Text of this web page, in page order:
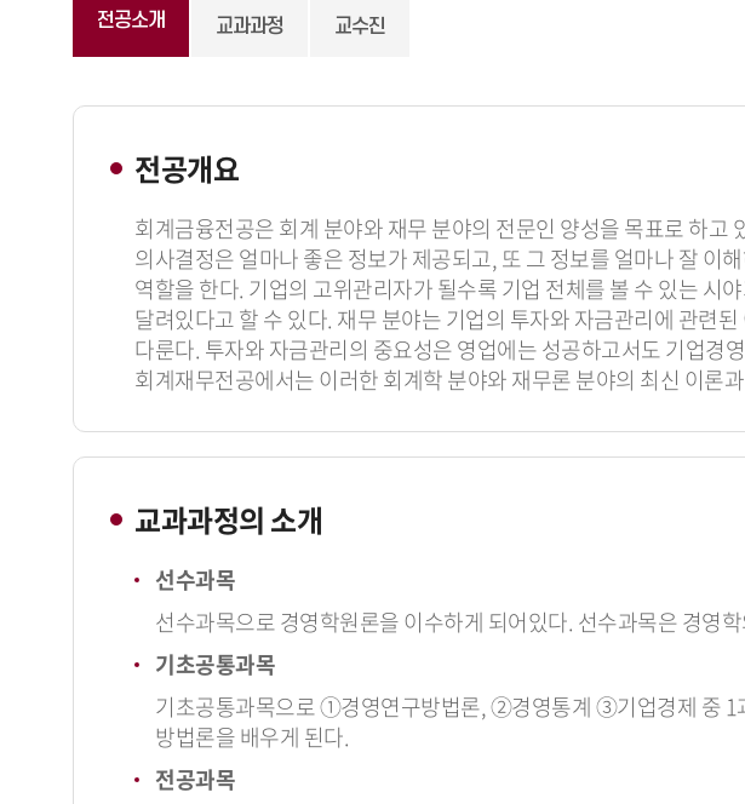
전공소개 교과과정 교수진
전공개요
회계금융전공은 회계 분야와 재무 분야의 전문인 양성을 목표로 하
의사결정은 얼마나 좋은 정보가 제공되고, 또 그 정보를 얼마나 잘 이
역할을 한다. 기업의 고위관리자가 될수록 기업 전체를 볼 수 있는 시
달려있다고 할 수 있다. 재무 분야는 기업의 투자와 자금관리에 관련
다룬다. 투자와 자금관리의 중요성은 영업에는 성공하고서도 기업경
회계재무전공에서는 이러한 회계학 분야와 재무론 분야의 최신 이론
교과과정의 소개
선수과목
선수과목으로 경영학원론을 이수하게 되어있다. 선수과목은 경영
기초공통과목
기초공통과목으로 ①경영연구방법론, ②경영통계 ③기업경제 중 1
방법론을 배우게 된다.
전공과목